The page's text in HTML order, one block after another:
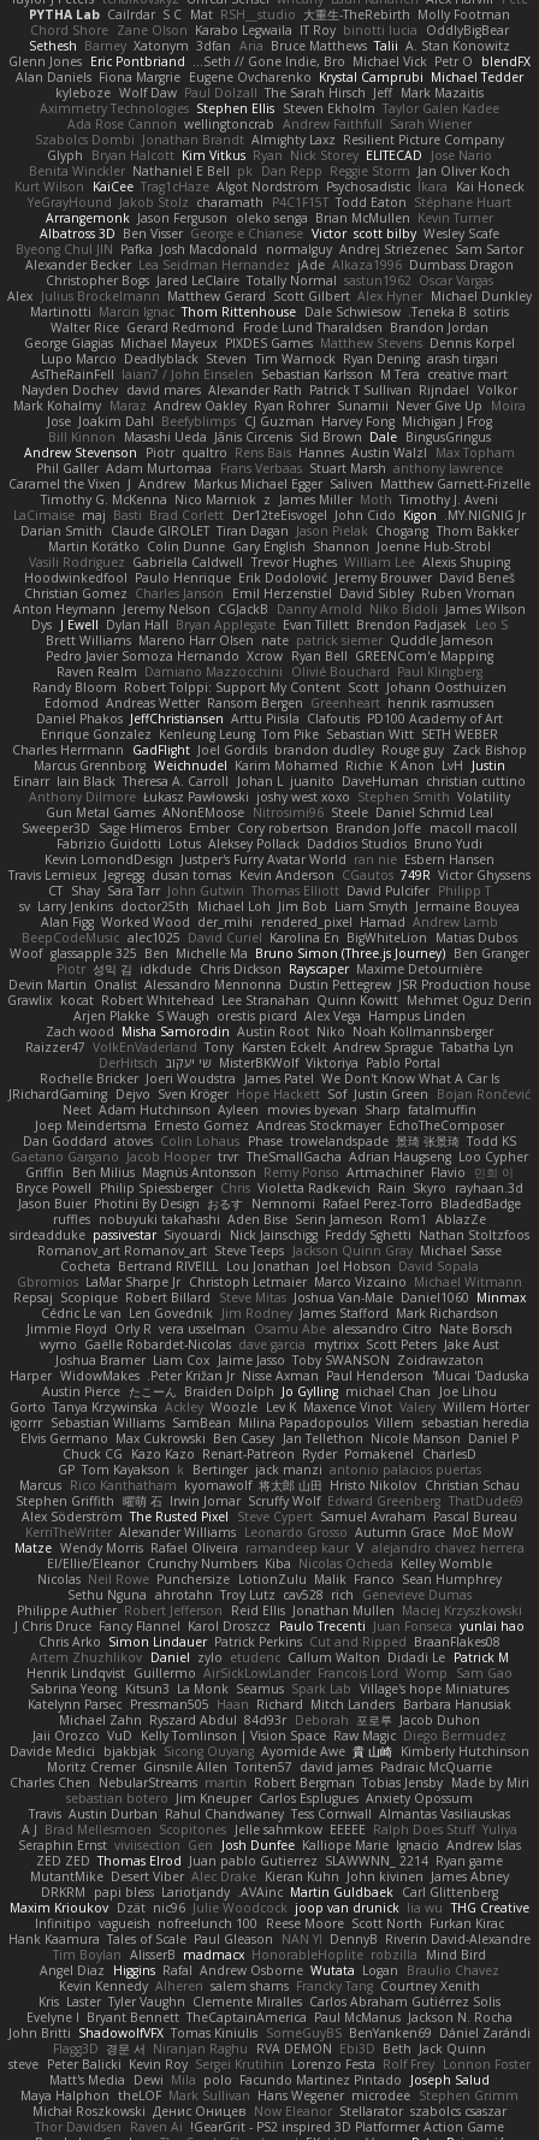
Molly Footman
大重生-TheRebirth
RSH__studio
Mat
S C
Cailrdar
PYTHA Lab
OddlyBigBear
binotti lucia
IT Roy
Karabo Legwaila
Zane Olson
Chord Shore
A. Stan Konowitz
Talii
Bruce Matthews
Aria
3dfan
Xatonym
Barney
Sethesh
blendFX
Petr O
Michael Vick
Seth // Gone Indie, Bro...
Eric Pontbriand
Glenn Jones
Michael Tedder
Krystal Camprubi
Eugene Ovcharenko
Fiona Margrie
Alan Daniels
Mark Mazaitis
Jeff
The Sarah Hirsch
Paul Dolzall
Wolf Daw
kyleboze
Taylor Galen Kadee
Steven Ekholm
Stephen Ellis
Aximmetry Technologies
Sarah Wiener
Andrew Faithfull
wellingtoncrab
Ada Rose Cannon
Resilient Picture Company
Almighty Laxz
Jonathan Brandt
Szabolcs Dombi
Jose Nario
ELITECAD
Nick Storey
Ryan
Kim Vitkus
Bryan Halcott
Glyph
Jan Oliver Koch
Reggie Storm
Dan Repp
pk
Nathaniel E Bell
Benita Winckler
Kai Honeck
Íkara
Psychosadistic
Algot Nordström
Trag1cHaze
KaiCee
Kurt Wilson
Stéphane Huart
Todd Eaton
P4C1F15T
charamath
Jakob Stolz
YeGrayHound
Kevin Turner
Brian McMullen
oleko senga
Jason Ferguson
Arrangemonk
Wesley Scafe
scott bilby
Victor
George e Chianese
Ben Visser
Albatross 3D
Sam Sartor
Andrej Striezenec
normalguy
Josh Macdonald
Pafka
Byeong Chul JIN
Dumbass Dragon
Alkaza1996
jAde
Lea Seidman Hernandez
Alexander Becker
Oscar Vargas
sastun1962
Totally Normal
Jared LeClaire
Christopher Bogs
Michael Dunkley
Alex Hyner
Scott Gilbert
Matthew Gerard
Julius Brockelmann
Alex
sotiris
Teneka B.
Dale Schwiesow
Thom Rittenhouse
Marcin Ignac
Martinotti
Brandon Jordan
Frode Lund Tharaldsen
Gerard Redmond
Walter Rice
Dennis Korpel
Matthew Stevens
PIXDES Games
Michael Mayeux
George Giagias
arash tirgari
Ryan Dening
Tim Warnock
Steven
Deadlyblack
Lupo Marcio
creative mart
M Tera
Sebastian Karlsson
Iaian7 / John Einselen
AsTheRainFell
Volkor
Rijndael
Patrick T Sullivan
Alexander Rath
david mares
Nayden Dochev
Moira
Never Give Up
Sunamii
Ryan Rohrer
Andrew Oakley
Maraz
Mark Kohalmy
Michigan J Frog
Harvey Fong
CJ Guzman
Beefyblimps
Joakim Dahl
Jose
BingusGringus
Dale
Sid Brown
Jānis Circenis
Masashi Ueda
Bill Kinnon
Max Topham
Austin Walzl
Hannes
Rens Bais
qualtro
Piotr
Andrew Stevenson
anthony lawrence
Stuart Marsh
Frans Verbaas
Adam Murtomaa
Phil Galler
Matthew Garnett-Frizelle
Saliven
Markus Michael Egger
Andrew
J
Caramel the Vixen
Timothy J. Aveni
Moth
James Miller
z
Nico Marniok
Timothy G. McKenna
MY.NIGNIG Jr.
Kigon
John Cido
Der12teEisvogel
Brad Corlett
Basti
maj
LaCimaise
Thom Bakker
Chogang
Jason Pielak
Tiran Dagan
Claude GIROLET
Darian Smith
Joenne Hub-Strobl
Shannon
Gary English
Colin Dunne
Martin Koťátko
Alexis Shuping
William Lee
Trevor Hughes
Gabriella Caldwell
Vasili Rodriguez
David Beneš
Jeremy Brouwer
Erik Dodolović
Paulo Henrique
Hoodwinkedfool
Ruben Vroman
David Sibley
Emil Herzenstiel
Charles Janson
Christian Gomez
James Wilson
Niko Bidoli
Danny Arnold
CGJackB
Jeremy Nelson
Anton Heymann
Leo S
Brendon Padjasek
Evan Tillett
Bryan Applegate
Dylan Hall
J Ewell
Dys
Quddle Jameson
patrick siemer
nate
Mareno Harr Olsen
Brett Williams
GREENCom'e Mapping
Ryan Bell
Xcrow
Pedro Javier Somoza Hernando
Paul Klingberg
Olivié Bouchard
Damiano Mazzocchini
Raven Realm
Johann Oosthuizen
Scott
Robert Tolppi: Support My Content
Randy Bloom
henrik rasmussen
Greenheart
Ransom Bergen
Andreas Wetter
Edomod
PD100 Academy of Art
Clafoutis
Arttu Piisila
JeffChristiansen
Daniel Phakos
SETH WEBER
Sebastian Witt
Tom Pike
Kenleung Leung
Enrique Gonzalez
Zack Bishop
Rouge guy
brandon dudley
Joel Gordils
GadFlight
Charles Herrmann
Justin
LvH
K Anon
Richie
Karim Mohamed
Weichnudel
Marcus Grennborg
christian cuttino
DaveHuman
juanito
Johan L
Theresa A. Carroll
Iain Black
Einarr
Volatility
Stephen Smith
joshy west xoxo
Łukasz Pawłowski
Anthony Dilmore
Daniel Schmid Leal
Steele
Nitrosimi96
ANonEMoose
Gun Metal Games
macoll macoll
Brandon Joffe
Cory robertson
Ember
Sage Himeros
Sweeper3D
Bruno Yudi
Daddios Studios
Aleksey Pollack
Lotus
Fabrizio Guidotti
Esbern Hansen
ran nie
Justper's Furry Avatar World
Kevin LomondDesign
Victor Ghyssens
749R
CGautos
Kevin Anderson
dusan tomas
Jegregg
Travis Lemieux
Philipp T
David Pulcifer
Thomas Elliott
John Gutwin
Sara Tarr
Shay
CT
Jermaine Bouyea
Liam Smyth
Jim Bob
Michael Loh
doctor25th
Larry Jenkins
sv
Andrew Lamb
Hamad
rendered_pixel
der_mihi
Worked Wood
Alan Figg
Matias Dubos
BigWhiteLion
Karolina En
David Curiel
alec1025
BeepCodeMusic
Ben Granger
Bruno Simon (Three.js Journey)
Michelle Ma
Ben
glassapple 325
Woof
Maxime Detournière
Rayscaper
Chris Dickson
idkdude
성익 김
Piotr
JSR Production house
Dustin Pettegrew
Alessandro Mennonna
Onalist
Devin Martin
Mehmet Oguz Derin
Quinn Kowitt
Lee Stranahan
Robert Whitehead
kocat
Grawlix
Hampus Linden
Alex Vega
orestis picard
S Waugh
Arjen Plakke
Noah Kollmannsberger
Niko
Austin Root
Misha Samorodin
Zach wood
Tabatha Lyn
Andrew Sprague
Karsten Eckelt
Tony
VolkEnVaderland
Raizzer47
Pablo Portal
Viktoriya
MisterBKWolf שי יעקוב DerHitsch
We Don't Know What A Car Is
James Patel
Joeri Woudstra
Rochelle Bricker
Bojan Rončević
Justin Green
Sof
Hope Hackett
Sven Kröger
Dejvo
JRichardGaming
fatalmuffin
Sharp
movies byevan
Ayleen
Adam Hutchinson
Neet
EchoTheComposer
Andreas Stockmayer
Ernesto Gomez
Joep Meindertsma
Todd KS
景琦 张景琦
trowelandspade
Phase
Colin Lohaus
atoves
Dan Goddard
Loo Cypher
Adrian Haugseng
TheSmallGacha
trvr
Jacob Hooper
Gaetano Gargano
민희 이
Flavio
Artmachiner
Remy Ponso
Magnús Antonsson
Ben Milius
Griffin
rayhaan.3d
Skyro
Rain
Violetta Radkevich
Chris
Philip Spiessberger
Bryce Powell
BladedBadge
Rafael Perez-Torro
Nemnomi
おるす
Photini By Design
Jason Buier
AblazZe
Rom1
Serin Jameson
Aden Bise
nobuyuki takahashi
ruffles
Nathan Stoltzfoos
Freddy Sghetti
Nick Jainschigg
Siyouardi
passivestar
sirdeadduke
Michael Sasse
Jackson Quinn Gray
Steve Teeps
Romanov_art Romanov_art
David Sopala
Joel Hobson
Lou Jonathan
Bertrand RIVEILL
Cocheta
Michael Witmann
Marco Vizcaino
Christoph Letmaier
LaMar Sharpe Jr
Gbromios
Minmax
Daniel1060
Joshua Van-Male
Steve Mitas
Robert Billard
Scopique
Repsaj
Mark Richardson
James Stafford
Jim Rodney
Len Govednik
Cédric Le van
Nate Borsch
alessandro Citro
Osamu Abe
vera usselman
Orly R
Jimmie Floyd
Jake Aust
Scott Peters
mytrixx
dave garcia
Gaëlle Robardet-Nicolas
wymo
Zoidrawzaton
Toby SWANSON
Jaime Jasso
Liam Cox
Joshua Bramer
Mucai 'Daduska'
Paul Henderson
Nisse Axman
Peter Križan Jr.
WidowMakes
Harper
Joe Lihou
michael Chan
Jo Gylling
Braiden Dolph
たこーん
Austin Pierce
Willem Hörter
Valery
Maxence Vinot
Lev K
Woozle
Ackley
Tanya Krzywinska
Gorto
sebastian heredia
Villem
Milina Papadopoulos
SamBean
Sebastian Williams
igorrr
Daniel P
Nicole Manson
Jan Tellethon
Ben Casey
Max Cukrowski
Elvis Germano
CharlesD
Pomakenel
Ryder
Renart-Patreon
Kazo Kazo
Chuck CG
antonio palacios puertas
jack manzi
Bertinger
k
Tom Kayakson
GP
Christian Schau
Hristo Nikolov
将太郎 山田
kyomawolf
Rico Kanthatham
Marcus
ThatDude69
Edward Greenberg
Scruffy Wolf
Irwin Jomar
曜萌 石
Stephen Griffith
Pascal Bureau
Samuel Avraham
Steve Cypert
The Rusted Pixel
Alex Söderström
MoE MoW
Autumn Grace
Leonardo Grosso
Alexander Williams
KerriTheWriter
alejandro chavez herrera
V
ramandeep kaur
Rafael Oliveira
Wendy Morris
Matze
Kelley Womble
Nicolas Ocheda
Kiba
Crunchy Numbers
El/Ellie/Eleanor
Sean Humphrey
Franco
Malik
LotionZulu
Punchersize
Neil Rowe
Nicolas
Genevieve Dumas
rich
cav528
Troy Lutz
ahrotahn
Sethu Nguna
Maciej Krzyszkowski
Jonathan Mullen
Reid Ellis
Robert Jefferson
Philippe Authier
yunlai hao
Juan Fonseca
Paulo Trecenti
Karol Droszcz
Fancy Flannel
J Chris Druce
BraanFlakes08
Cut and Ripped
Patrick Perkins
Simon Lindauer
Chris Arko
Patrick M
Didadi Le
Callum Walton
etudenc
zylo
Daniel
Artem Zhuzhlikov
Sam Gao
Womp
Francois Lord
AirSickLowLander
Guillermo
Henrik Lindqvist
Village's hope Miniatures
Spark Lab
Seamus
La Monk
Kitsun3
Sabrina Yeong
Barbara Hanusiak
Mitch Landers
Richard
Haan
Pressman505
Katelynn Parsec
Jacob Duhon
포로루
Deborah
84d93r
Ryszard Abdul
Michael Zahn
Diego Bermudez
Raw Magic
Kelly Tomlinson | Vision Space
VuD
Jaii Orozco
Kimberly Hutchinson
貴 山崎
Ayomide Awe
Sicong Ouyang
bjakbjak
Davide Medici
Padraic McQuarrie
david james
Toriten57
Ginsnile Allen
Moritz Cremer
Made by Miri
Tobias Jensby
Robert Bergman
martin
NebularStreams
Charles Chen
Anxiety Opossum
Carlos Esplugues
Jim Kneuper
sebastian botero
Almantas Vasiliauskas
Tess Cornwall
Rahul Chandwaney
Austin Durban
Travis
Yuliya
Ralph Does Stuff
EEEEE
Jelle sahmkow
Scopitones
Brad Mellesmoen
A J
Andrew Islas
Ignacio
Kalliope Marie
Josh Dunfee
Gen
viviisection
Seraphin Ernst
Ryan game
SLAWWNN_ 2214
Juan pablo Gutierrez
Thomas Elrod
ZED ZED
James Abney
John kivinen
Kieran Kuhn
Alec Drake
Desert Viber
MutantMike
Carl Glittenberg
Martin Guldbaek
AVAinc.
Lariotjandy
papi bless
DRKRM
THG Creative
lia wu
joop van drunick
Julie Woodcock
nic96
Dzät
Maxim Krioukov
Furkan Kirac
Scott North
Reese Moore
nofreelunch 100
vagueish
Infinitipo
Riverin David-Alexandre
DennyB
NAN YI
Paul Gleason
Tales of Scale
Hank Kaamura
Mind Bird
robzilla
HonorableHoplite
madmacx
AlisserB
Tim Boylan
Braulio Chavez
Logan
Wutata
Andrew Osborne
Rafal
Higgins
Angel Diaz
Courtney Xenith
Francky Tang
salem shams
Alheren
Kevin Kennedy
Carlos Abraham Gutiérrez Solis
Clemente Miralles
Tyler Vaughn
Laster
Kris
Jackson N. Rocha
Paul McManus
TheCaptainAmerica
Bryant Bennett
Evelyne I
Dániel Zarándi
BenYanken69
SomeGuyBS
Tomas Kiniulis
ShadowolfVFX
John Britti
Jack Quinn
Beth
Ebi3D
RVA DEMON
Niranjan Raghu
경문 서
Flagg3D
Lonnon Foster
Rolf Frey
Lorenzo Festa
Sergei Krutihin
Kevin Roy
Peter Balicki
steve
Joseph Salud
Facundo Martinez Pintado
polo
Mila
Dewi
Matt's Media
Stephen Grimm
microdee
Hans Wegener
Mark Sullivan
theLOF
Maya Halphon
szabolcs csaszar
Stellarator
Now Eleanor
Денис Оницев
Michał Roszkowski
GearGrit - PS2 inspired 3D Platformer Action Game!
Raven Ai
Thor Davidsen